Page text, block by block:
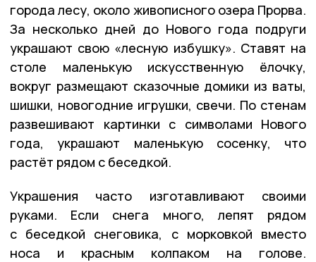
города лесу, около живописного озера Прорва.
За несколько дней до Нового года подруги
украшают свою «лесную избушку». Ставят на
столе маленькую искусственную ёлочку,
вокруг размещают сказочные домики из ваты,
шишки, новогодние игрушки, свечи. По стенам
развешивают картинки с символами Нового
года, украшают маленькую сосенку, что
растёт рядом с беседкой.
Украшения часто изготавливают своими
руками. Если снега много, лепят рядом
с беседкой снеговика, с морковкой вместо
носа и красным колпаком на голове.